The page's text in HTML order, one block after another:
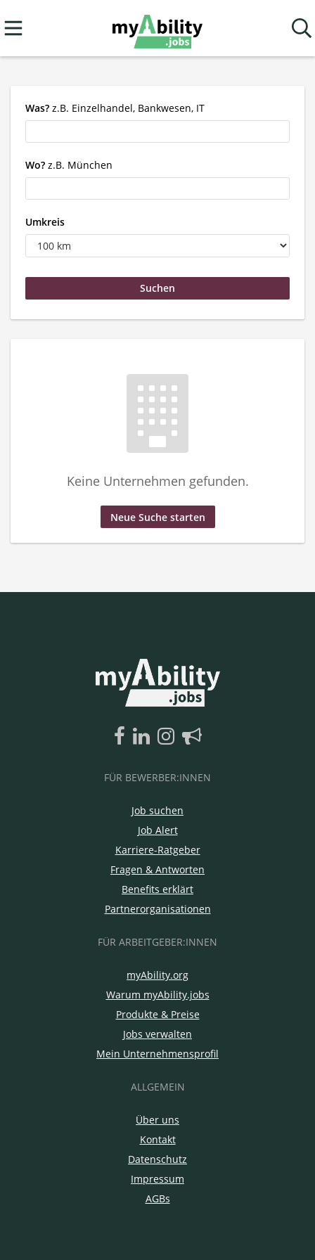
Was? z.B. Einzelhandel, Bankwesen, IT
Wo? z.B. München
Umkreis
Keine Unternehmen gefunden.
Neue Suche starten
FÜR BEWERBER:INNEN
Job suchen
Job Alert
Karriere-Ratgeber
Fragen & Antworten
Benefits erklärt
Partnerorganisationen
FÜR ARBEITGEBER:INNEN
myAbility.org
Warum myAbility.jobs
Produkte & Preise
Jobs verwalten
Mein Unternehmensprofil
ALLGEMEIN
Über uns
Kontakt
Datenschutz
Impressum
AGBs